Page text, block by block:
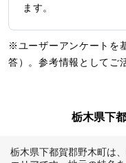
ます。
※ユーザーアンケートを
答）。参考情報としてご
栃木県下
栃木県下都賀郡野木町は